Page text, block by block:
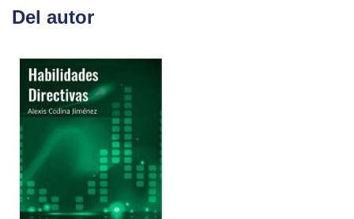
Del autor